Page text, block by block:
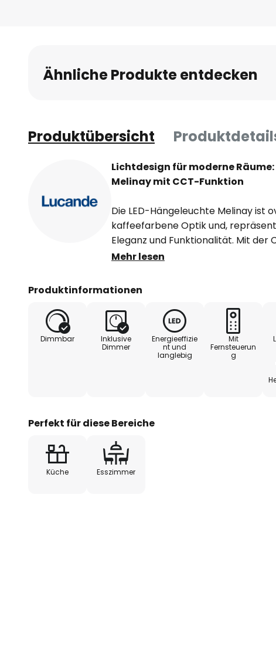
Ähnliche Produkte entdecken
Produktübersicht
Lichtdesign für moderne
Melinay mit CCT-Funktion
Die LED-Hängeleuchte Melinay ist
kaffeefarbene Optik und,
Eleganz und Funktionalität. Mit der
Lichtfarbe je nach Bedarf
integrierte LED-Lichtquelle
Dank der Kompatibilität mit WLAN
dimmbar und ermöglicht eine
entsprechenden iOS und Android
enthaltene Fernbedienung bietet
individuelle Lichtgestaltung. Das
Hängeleuchte Melinay zu einem
Raumgestaltung.
Mehr lesen
Produktinformationen
Dimmbar
Inklusive
Dimmer
Energieeffizie
nt und
langlebig
Mit
Fernsteuerun
g
Perfekt für diese Bereiche
Küche Esszimmer